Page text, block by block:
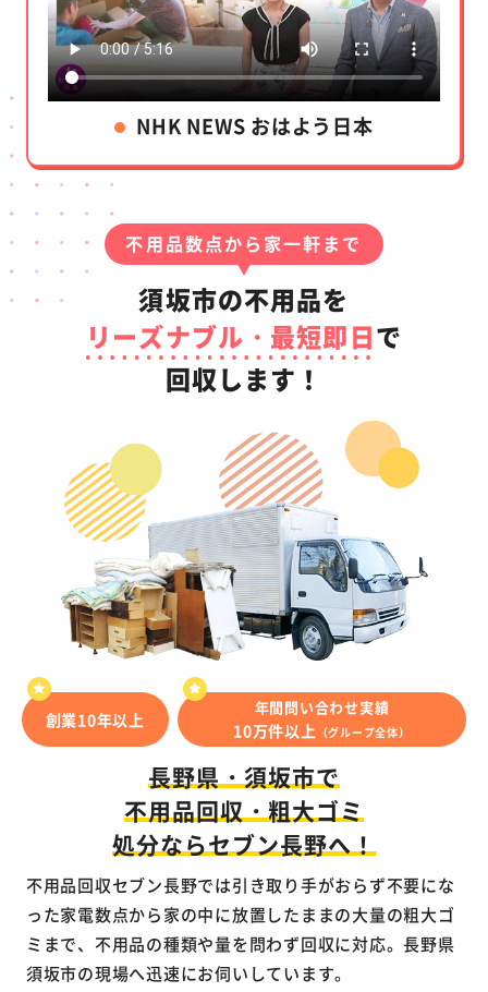
NHK NEWS おはよう日本
不用品数点から家一軒まで
須坂市の不用品を
リーズナブル・最短即日で
回収します！
創業10年以上
年間問い合わせ実績
10万件以上 （グループ全体）
長野県・須坂市で
不用品回収・粗大ゴミ
処分ならセブン長野へ！
不用品回収セブン長野では引き取り手がおらず不要にな
った家電数点から家の中に放置したままの大量の粗大ゴ
ミまで、不用品の種類や量を問わず回収に対応。長野県
須坂市の現場へ迅速にお伺いしています。